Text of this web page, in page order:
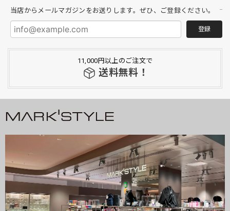
当店からメールマガジンをお送りします。ぜひ、ご登録ください。
登録
11,000円以上のご注文で
送料無料！